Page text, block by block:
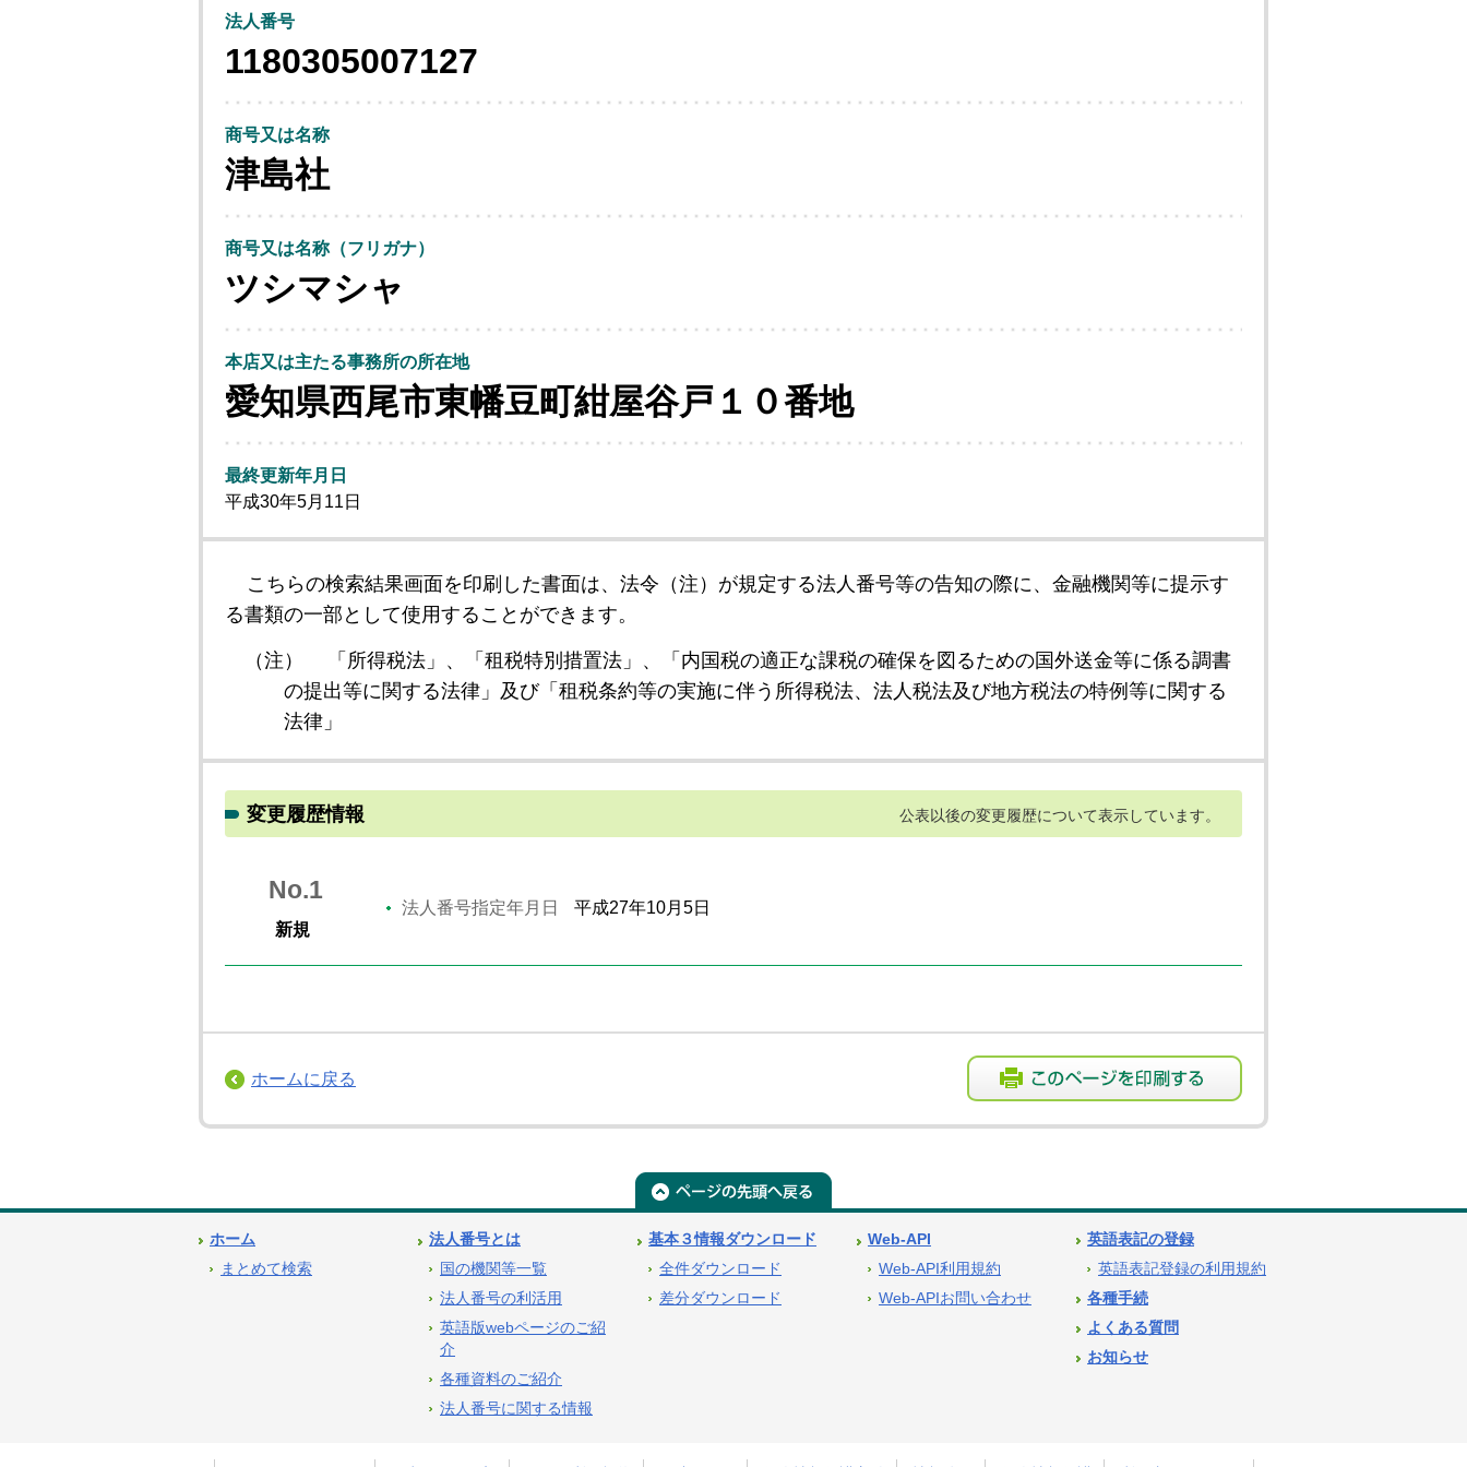
法人番号
1180305007127
商号又は名称
津島社
商号又は名称（フリガナ）
ツシマシャ
本店又は主たる事務所の所在地
愛知県西尾市東幡豆町紺屋谷戸１０番地
最終更新年月日
平成30年5月11日
こちらの検索結果画面を印刷した書面は、法令（注）が規定する法人番号等の告知の際に、金融機関等に提示す
る書類の一部として使用することができます。
（注）
「所得税法」、「租税特別措置法」、「内国税の適正な課税の確保を図るための国外送金等に係る調書
の提出等に関する法律」及び「租税条約等の実施に伴う所得税法、法人税法及び地方税法の特例等に関する
法律」
変更履歴情報 公表以後の変更履歴について表示しています。
No.1
新規
法人番号指定年月日 平成27年10月5日
ホームに戻る
ホーム
まとめて検索
法人番号とは
国の機関等一覧
法人番号の利活用
英語版webページのご紹
介
各種資料のご紹介
法人番号に関する情報
基本３情報ダウンロード
全件ダウンロード
差分ダウンロード
Web-API
Web-API利用規約
Web-APIお問い合わせ
英語表記の登録
英語表記登録の利用規約
各種手続
よくある質問
お知らせ